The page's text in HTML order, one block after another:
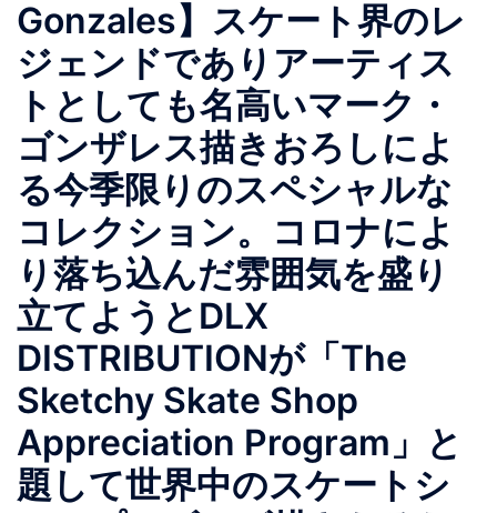
メ
ニ
ュ
ー
Gonzales】 スケート界のレ
ジェンドでありアーティス
トとしても名高いマーク・
ゴンザレス描きおろしによ
る今季限りのスペシャルな
コレクション。コロナによ
り落ち込んだ雰囲気を盛り
立てようとDLX
DISTRIBUTIONが「The
Sketchy Skate Shop
Appreciation Program」と
題して世界中のスケートシ